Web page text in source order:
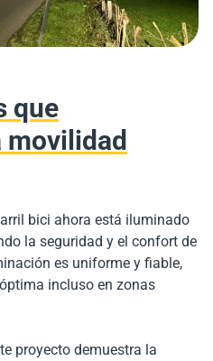
que
movilidad
bici ahora está iluminado
la seguridad y el confort de
es uniforme y fiable,
incluso en zonas
proyecto demuestra la